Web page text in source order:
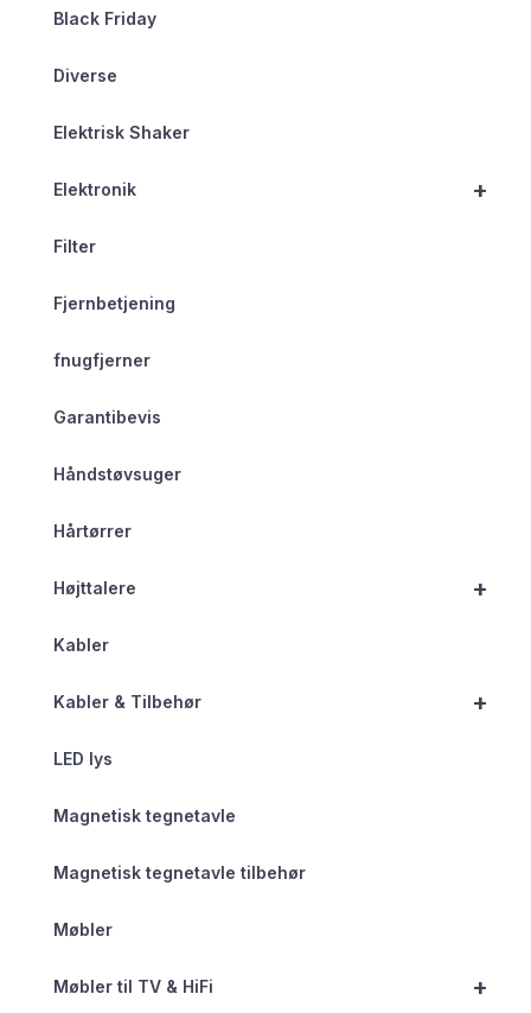
Black Friday
Diverse
Elektrisk Shaker
+
Elektronik
Filter
Fjernbetjening
fnugfjerner
Garantibevis
Håndstøvsuger
Hårtørrer
+
Højttalere
Kabler
+
Kabler & Tilbehør
LED lys
Magnetisk tegnetavle
Magnetisk tegnetavle tilbehør
Møbler
+
Møbler til TV & HiFi